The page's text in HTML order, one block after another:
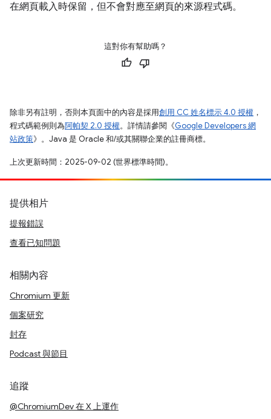
在網頁載入時保留，但不會對應至網頁的來源程式碼。
這對你有幫助嗎？
除非另有註明，否則本頁面中的內容是採用創用 CC 姓名標示 4.0 授權 ，
程式碼範例則為阿帕契 2.0 授權。詳情請參閱《Google Developers 網
站政策》。Java 是 Oracle 和/或其關聯企業的註冊商標。
上次更新時間：2025-09-02 (世界標準時間)。
提供相片
提報錯誤
查看已知問題
相關內容
Chromium 更新
個案研究
封存
Podcast 與節目
追蹤
@ChromiumDev 在 X 上運作